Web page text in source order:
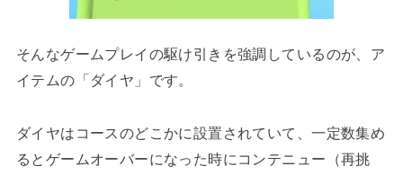
そんなゲームプレイの駆け引きを強調しているのが、ア
イテムの「ダイヤ」です。
ダイヤはコースのどこかに設置されていて、一定数集め
るとゲームオーバーになった時にコンテニュー（再挑